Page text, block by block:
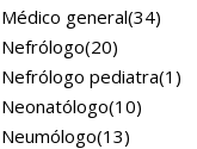
Médico general(34)
Nefrólogo(20)
Nefrólogo pediatra(1)
Neonatólogo(10)
Neumólogo(13)